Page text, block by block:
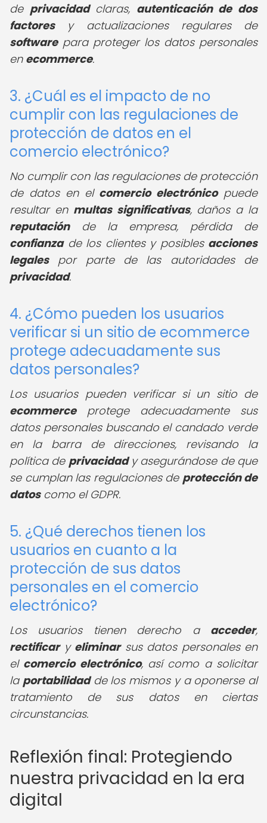
de privacidadclaras, autenticación de dos
factoresy actualizaciones regulares de
softwarepara proteger los datos personales
en ecommerce.
3. ¿Cuál es el impacto de no
cumplir con las regulaciones de
protección de datos en el
comercio electrónico?
No cumplir con las regulaciones de protección
de datos en el comercio electrónicopuede
resultar en multas significativas, daños a la
reputaciónde la empresa, pérdida de
confianzade los clientes y posibles acciones
legalespor parte de las autoridades de
privacidad.
4. ¿Cómo pueden los usuarios
verificar si un sitio de ecommerce
protege adecuadamente sus
datos personales?
Los usuarios pueden verificar si un sitio de
ecommerceprotege adecuadamente sus
datos personales buscando el candado verde
en la barra de direcciones, revisando la
política de privacidady asegurándose de que
se cumplan las regulaciones de protección de
datoscomo el GDPR.
5. ¿Qué derechos tienen los
usuarios en cuanto a la
protección de sus datos
personales en el comercio
electrónico?
Los usuarios tienen derecho a acceder,
rectificary eliminarsus datos personales en
el comercio electrónico, así como a solicitar
la portabilidadde los mismos y a oponerse al
tratamiento de sus datos en ciertas
circunstancias.
Reflexión final: Protegiendo
nuestra privacidad en la era
digital